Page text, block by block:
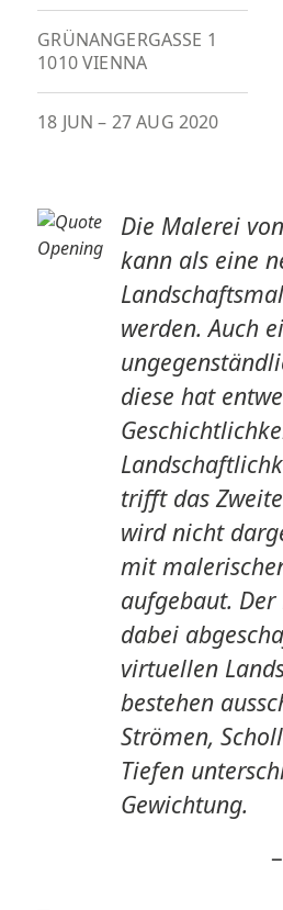
GRÜNANGERGASSE 1
1010 VIENNA
18 JUN – 27 AUG 2020
Die Malerei
kann als eine
werden. Auch
diese hat
trifft das
wird nicht
mit
aufgebaut.
dabei
virtuellen
bestehen
Strömen,
Tiefen
Gewichtung.
–